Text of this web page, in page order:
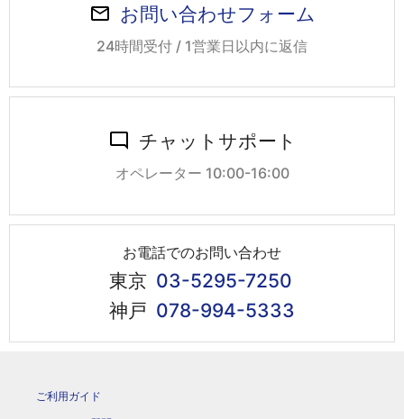
お問い合わせフォーム
24時間受付 / 1営業日以内に返信
チャットサポート
オペレーター 10:00-16:00
お電話でのお問い合わせ
東京 03-5295-7250
神戸 078-994-5333
ご利用ガイド